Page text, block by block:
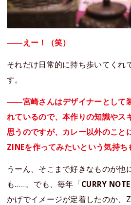
――えー！（笑）
それだけ日常的に持ち歩いてくれ
す。
――宮崎さんはデザイナーとして
れているので、本作りの知識やス
思うのですが、カレー以外のこと
ZINEを作ってみたいという気持ち
うーん、そこまで好きなものが他
も……。でも、毎年「CURRY NOTE
かげでイメージが定着したのか、